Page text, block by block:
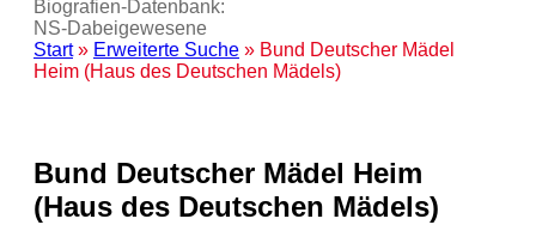
Biografien-Datenbank:
NS‑Dabeigewesene
Start» Erweiterte Suche » Bund Deutscher Mädel
Heim (Haus des Deutschen Mädels)
Bund Deutscher Mädel Heim
(Haus des Deutschen Mädels)